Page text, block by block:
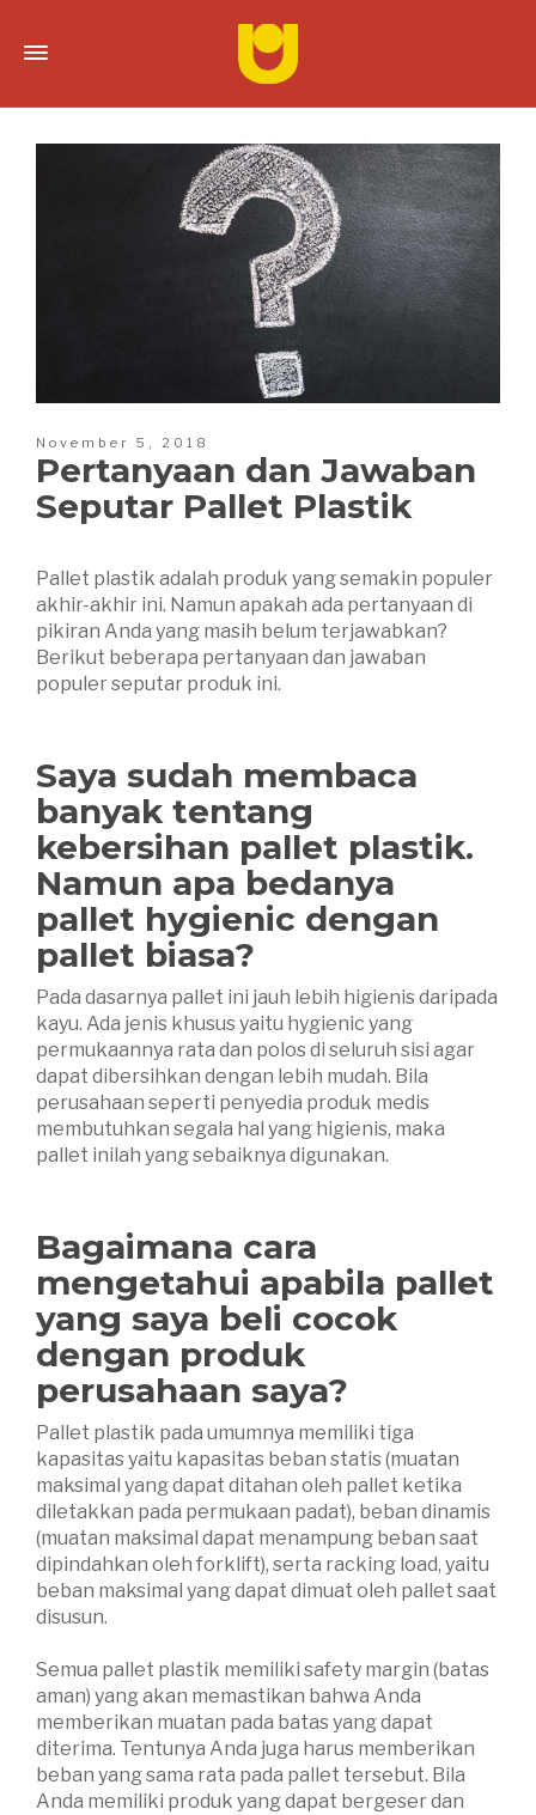
November 5, 2018
Pertanyaan dan Jawaban
Seputar Pallet Plastik
Pallet plastik adalah produk yang semakin populer
akhir-akhir ini. Namun apakah ada pertanyaan di
pikiran Anda yang masih belum terjawabkan?
Berikut beberapa pertanyaan dan jawaban
populer seputar produk ini.
Saya sudah membaca
banyak tentang
kebersihan pallet plastik.
Namun apa bedanya
pallet hygienic dengan
pallet biasa?
Pada dasarnya pallet ini jauh lebih higienis daripada
kayu. Ada jenis khusus yaitu hygienic yang
permukaannya rata dan polos di seluruh sisi agar
dapat dibersihkan dengan lebih mudah. Bila
perusahaan seperti penyedia produk medis
membutuhkan segala hal yang higienis, maka
pallet inilah yang sebaiknya digunakan.
Bagaimana cara
mengetahui apabila pallet
yang saya beli cocok
dengan produk
perusahaan saya?
Pallet plastik pada umumnya memiliki tiga
kapasitas yaitu kapasitas beban statis (muatan
maksimal yang dapat ditahan oleh pallet ketika
diletakkan pada permukaan padat), beban dinamis
(muatan maksimal dapat menampung beban saat
dipindahkan oleh forklift), serta racking load, yaitu
beban maksimal yang dapat dimuat oleh pallet saat
disusun.
Semua pallet plastik memiliki safety margin (batas
aman) yang akan memastikan bahwa Anda
memberikan muatan pada batas yang dapat
diterima. Tentunya Anda juga harus memberikan
beban yang sama rata pada pallet tersebut. Bila
Anda memiliki produk yang dapat bergeser dan